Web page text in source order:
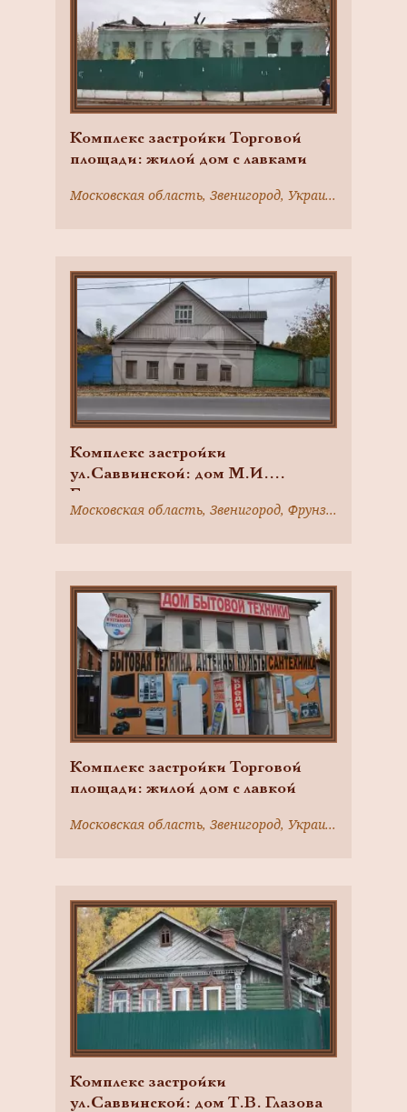
Комплекс застройки Торговой
площади: жилой дом с лавками
Московская область, Звенигород, Украинская ул., 2/6
Комплекс застройки
ул.Саввинской: дом М.И.
Евменова
Московская область, Звенигород, Фрунзе ул., 14
Комплекс застройки Торговой
площади: жилой дом с лавкой
Московская область, Звенигород, Украинская ул., 4
Комплекс застройки
ул.Саввинской: дом Т.В. Глазова